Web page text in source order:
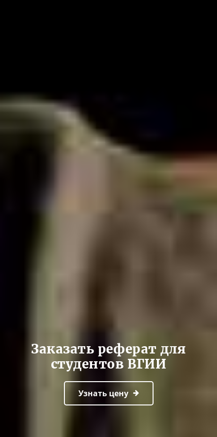
Заказать реферат для
студентов ВГИИ
Узнать цену